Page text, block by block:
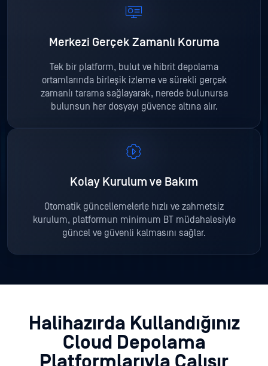
Merkezi Gerçek Zamanlı Koruma
Tek bir platform, bulut ve hibrit depolama
ortamlarında birleşik izleme ve sürekli gerçek
zamanlı tarama sağlayarak, nerede bulunursa
bulunsun her dosyayı güvence altına alır.
Kolay Kurulum ve Bakım
Otomatik güncellemelerle hızlı ve zahmetsiz
kurulum, platformun minimum BT müdahalesiyle
güncel ve güvenli kalmasını sağlar.
Halihazırda Kullandığınız
Cloud Depolama